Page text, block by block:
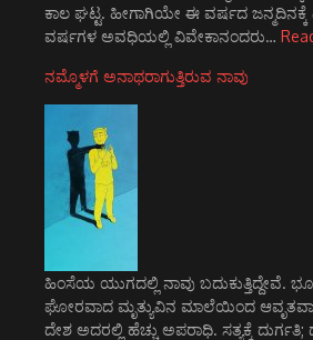
ಕಾಲ ಘಟ್ಟ. ಹೀಗಾಗಿಯೇ ಈ ವರ್ಷದ ಜನ್ಮದಿನಕ್ಕೆ
ವರ್ಷಗಳ ಅವಧಿಯಲ್ಲಿ ವಿವೇಕಾನಂದರು…
ನಮ್ಮೊಳಗೆ ಅನಾಥರಾಗುತ್ತಿರುವ ನಾವು
ಹಿಂಸೆಯ ಯುಗದಲ್ಲಿ ನಾವು ಬದುಕುತ್ತಿದ್ದೇವೆ.
ಘೋರವಾದ ಮೃತ್ಯುವಿನ ಮಾಲೆಯಿಂದ
ದೇಶ ಅದರಲ್ಲಿ ಹೆಚ್ಚು ಅಪರಾಧಿ. ಸತ್ಯಕ್ಕೆ